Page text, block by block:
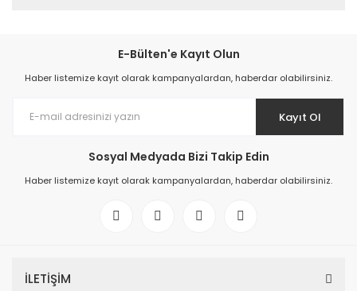
E-Bülten'e Kayıt Olun
Haber listemize kayıt olarak kampanyalardan, haberdar olabilirsiniz.
Kayıt Ol
Sosyal Medyada Bizi Takip Edin
Haber listemize kayıt olarak kampanyalardan, haberdar olabilirsiniz.
İLETİŞİM